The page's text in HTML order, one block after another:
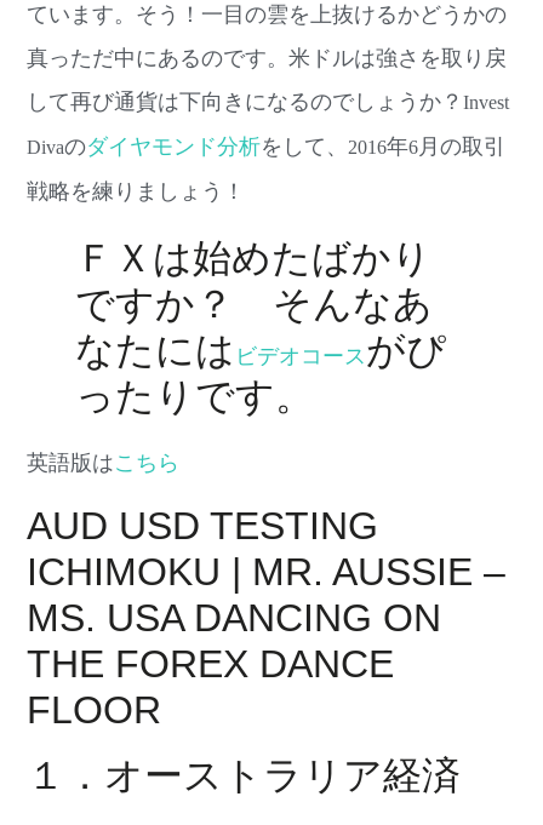
ています。そう！一目の雲を上抜けるかどうかの
真っただ中にあるのです。米ドルは強さを取り戻
して再び通貨は下向きになるのでしょうか？Invest
Divaのダイヤモンド分析をして、2016年6月の取引
戦略を練りましょう！
ＦＸは始めたばかり
ですか？ そんなあ
なたには ビデオコースがぴ
ったりです。
英語版はこちら
AUD USD TESTING
ICHIMOKU | MR. AUSSIE –
MS. USA DANCING ON
THE FOREX DANCE
FLOOR
１．オーストラリア経済